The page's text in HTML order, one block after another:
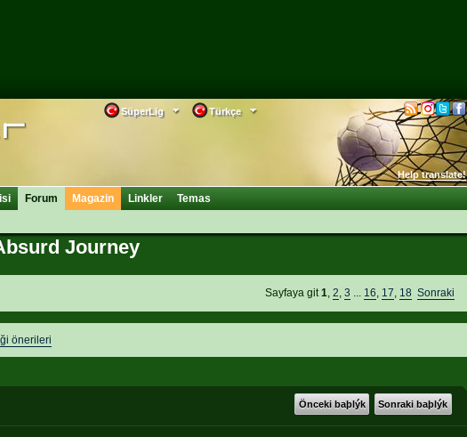
Türkçe
SüperLig
Help translate!
Forum
Magazin Linkler Temas
Journey
Sayfaya git1 ,2 ,3 16 17 18 Sonraki
önerileri
Önceki baþlýk Sonraki baþlýk